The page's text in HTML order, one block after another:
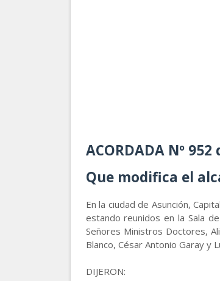
ACORDADA Nº
Que modifica el
En la ciudad de Asunción,
estando reunidos en la Sala
Señores Ministros Doctores,
Blanco, César Antonio Garay y
DIJERON: